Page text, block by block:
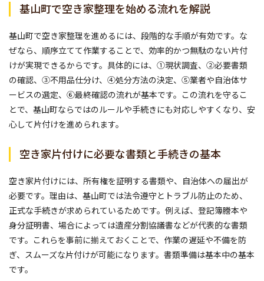
基山町で空き家整理を始める流れを解説
基山町で空き家整理を進めるには、段階的な手順が有効です。な
ぜなら、順序立てて作業することで、効率的かつ無駄のない片付
けが実現できるからです。具体的には、①現状調査、②必要書類
の確認、③不用品仕分け、④処分方法の決定、⑤業者や自治体サ
ービスの選定、⑥最終確認の流れが基本です。この流れを守るこ
とで、基山町ならではのルールや手続きにも対応しやすくなり、安
心して片付けを進められます。
空き家片付けに必要な書類と手続きの基本
空き家片付けには、所有権を証明する書類や、自治体への届出が
必要です。理由は、基山町では法令遵守とトラブル防止のため、
正式な手続きが求められているためです。例えば、登記簿謄本や
身分証明書、場合によっては遺産分割協議書などが代表的な書類
です。これらを事前に揃えておくことで、作業の遅延や不備を防
ぎ、スムーズな片付けが可能になります。書類準備は基本中の基本
です。